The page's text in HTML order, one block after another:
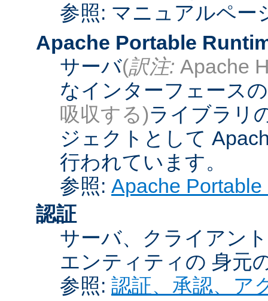
参照: マニュアルペー
Apache Portable
サーバ(訳注: Apache
なインターフェース
吸収する)ライブラリ
ジェクトとして
行われています。
参照: Apache
認証
サーバ、クライアン
エンティティの 身元
参照: 認証、承認、ア